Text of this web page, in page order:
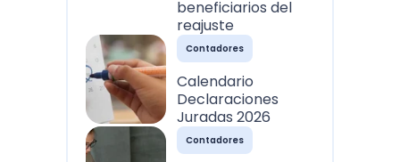
beneficiarios del
reajuste
Contadores
Calendario
Declaraciones
Juradas 2026
Contadores